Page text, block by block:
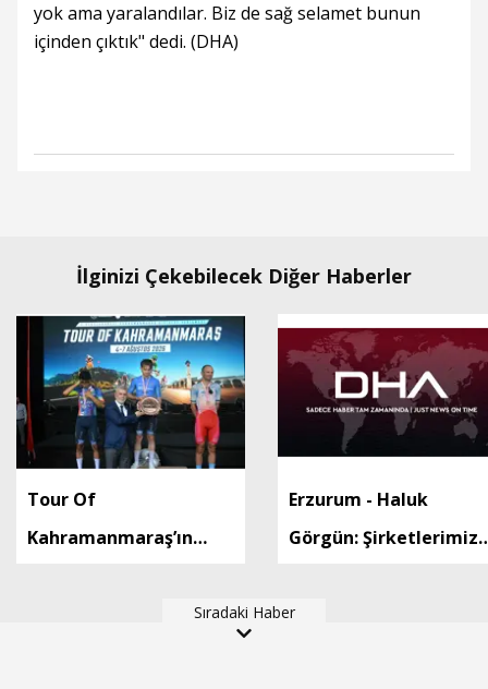
yok ama yaralandılar. Biz de sağ selamet bunun
içinden çıktık" dedi. (DHA)
İlginizi Çekebilecek Diğer Haberler
Tour Of
Kahramanmaraş’ın
Kyrylo Tsarenko oldu
Erzurum - Haluk
Görgün: Şirketlerimiz,
ülkeye 10 milyar dolar
Sıradaki Haber